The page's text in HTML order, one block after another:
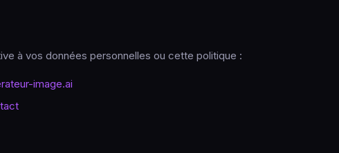
à vos données personnelles ou cette politique :
image.ai